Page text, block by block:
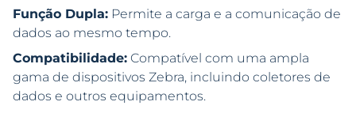
Função Dupla: Permite a carga e a comunicação de
dados ao mesmo tempo.
Compatibilidade: Compatível com uma ampla
gama de dispositivos Zebra, incluindo coletores de
dados e outros equipamentos.